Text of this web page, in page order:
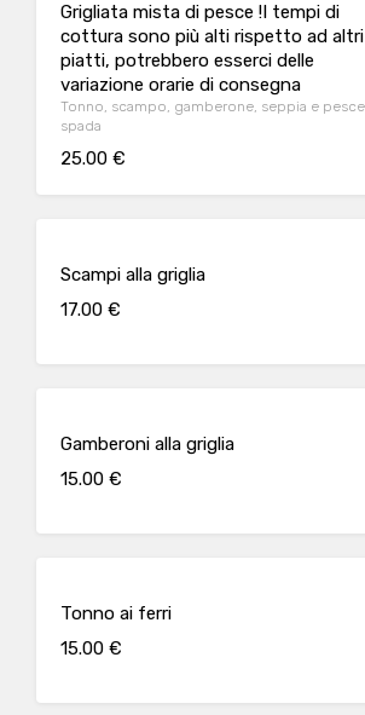
Grigliata mista di pesce !I tempi di
cottura sono più alti rispetto ad altri
piatti, potrebbero esserci delle
variazione orarie di consegna
Tonno, scampo, gamberone, seppia e pesce
spada
25.00 €
Scampi alla griglia
17.00 €
Gamberoni alla griglia
15.00 €
Tonno ai ferri
15.00 €